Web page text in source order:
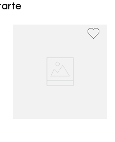
tras la recepción.
en ropa interior y